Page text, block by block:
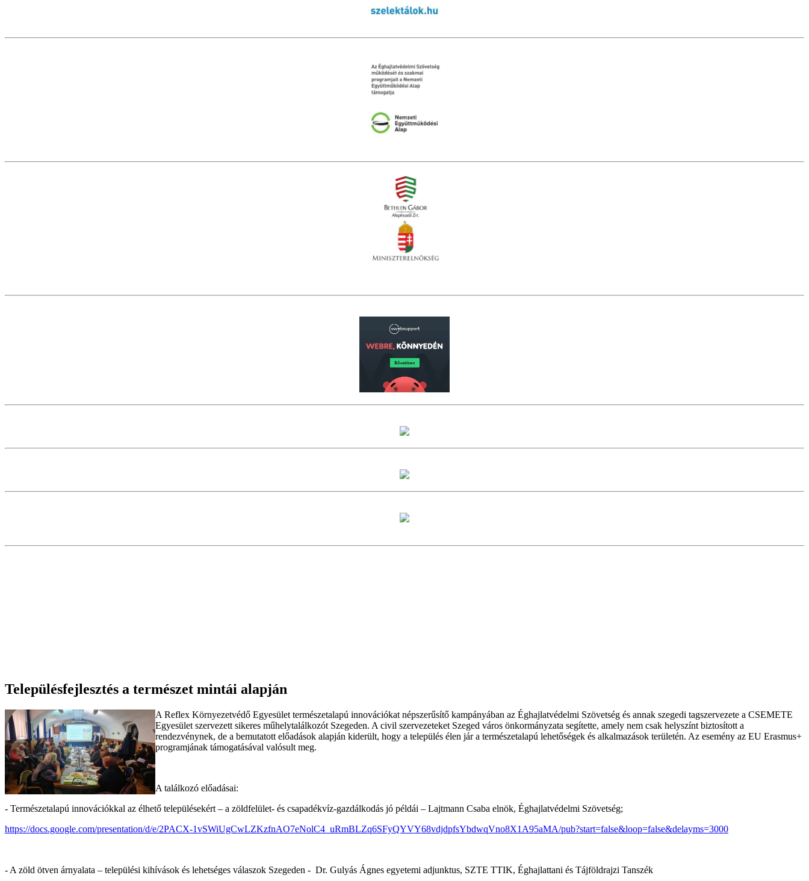
Településfejlesztés a természet mintái alapján
A Reflex Környezetvédő Egyesület természetalapú innovációkat népszerűsítő kampányában az Éghajlatvédelmi Szövetség és annak szegedi tagszervezete a CSEMETE
Egyesület szervezett sikeres műhelytalálkozót Szegeden. A civil szervezeteket Szeged város önkormányzata segítette, amely nem csak helyszínt biztosított a
rendezvénynek, de a bemutatott előadások alapján kiderült, hogy a település élen jár a természetalapú lehetőségek és alkalmazások területén. Az esemény az EU Erasmus+
programjának támogatásával valósult meg.
A találkozó előadásai:
- Természetalapú innovációkkal az élhető településekért – a zöldfelület- és csapadékvíz-gazdálkodás jó példái – Lajtmann Csaba elnök, Éghajlatvédelmi Szövetség;
https://docs.google.com/presentation/d/e/2PACX-1vSWiUgCwLZKzfnAO7eNolC4_uRmBLZq6SFyQYVY68vdjdpfsYbdwqVno8X1A95aMA/pub?start=false&loop=false&delayms=3000
- A zöld ötven árnyalata – települési kihívások és lehetséges válaszok Szegeden - Dr. Gulyás Ágnes egyetemi adjunktus, SZTE TTIK, Éghajlattani és Tájföldrajzi Tanszék